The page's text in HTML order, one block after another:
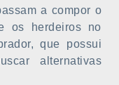
a compor o
os herdeiros no
que possui
alternativas